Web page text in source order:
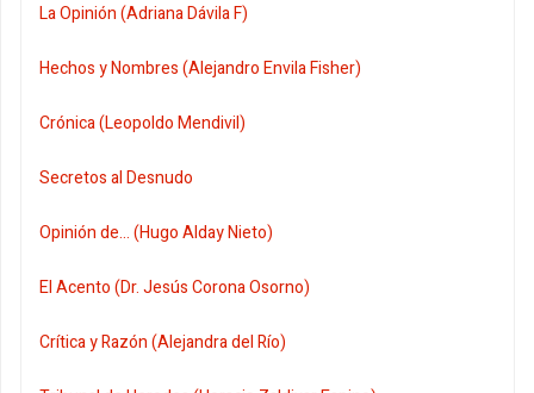
La Opinión (Adriana Dávila F)
Hechos y Nombres (Alejandro Envila Fisher)
Crónica (Leopoldo Mendivil)
Secretos al Desnudo
Opinión de... (Hugo Alday Nieto)
El Acento (Dr. Jesús Corona Osorno)
Crítica y Razón (Alejandra del Río)